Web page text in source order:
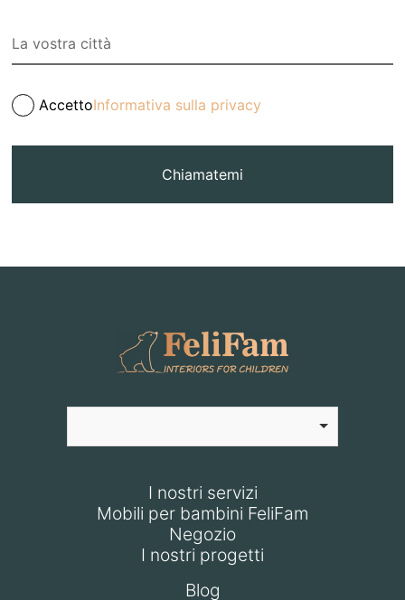
AccettoInformativa sulla privacy
Chiamatemi
I nostri servizi
Mobili per bambini FeliFam
Negozio
I nostri progetti
Blog